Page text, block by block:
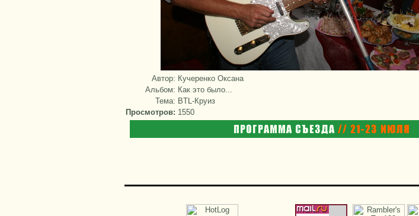
Автор: Кучеренко Оксана
Альбом: Как это было...
Тема: BTL-Круиз
Просмотров: 1550